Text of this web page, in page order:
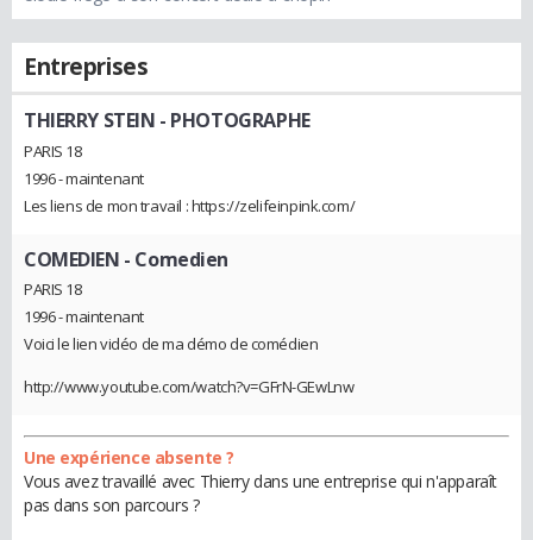
Entreprises
THIERRY STEIN - PHOTOGRAPHE
PARIS 18
1996 - maintenant
Les liens de mon travail : https://zelifeinpink.com/
COMEDIEN - Comedien
PARIS 18
1996 - maintenant
Voici le lien vidéo de ma démo de comédien
http://www.youtube.com/watch?v=GFrN-GEwLnw
Une expérience absente ?
Vous avez travaillé avec Thierry dans une entreprise qui n'apparaît
pas dans son parcours ?